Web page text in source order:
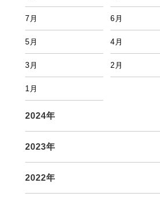
7月 6月
5月 4月
3月 2月
1月
2024年
2023年
2022年